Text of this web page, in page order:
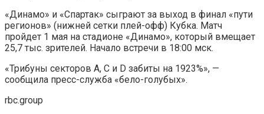
«Динамо» и «Спартак» сыграют за выход в финал «пути
регионов» (нижней сетки плей-офф) Кубка. Матч
пройдет 1 мая на стадионе «Динамо», который вмещает
25,7 тыс. зрителей. Начало встречи в 18:00 мск.
«Трибуны секторов А, С и D забиты на 1923%», —
сообщила пресс-служба «бело-голубых».
rbc.group